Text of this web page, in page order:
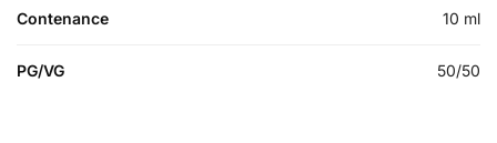
Contenance 10 ml
PG/VG 50/50